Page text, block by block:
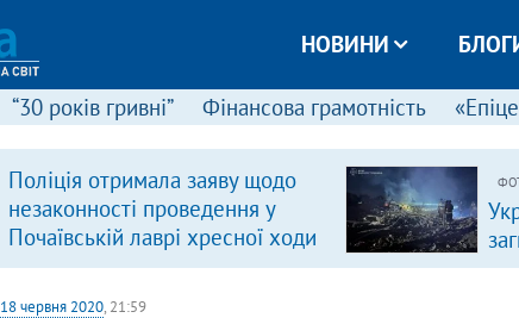
НОВИНИ
“30 років гривні” Фінансова грамотність
Поліція отримала заяву щодо
незаконності проведення у
Почаївській лаврі хресної ходи
18 червня 2020, 21:59